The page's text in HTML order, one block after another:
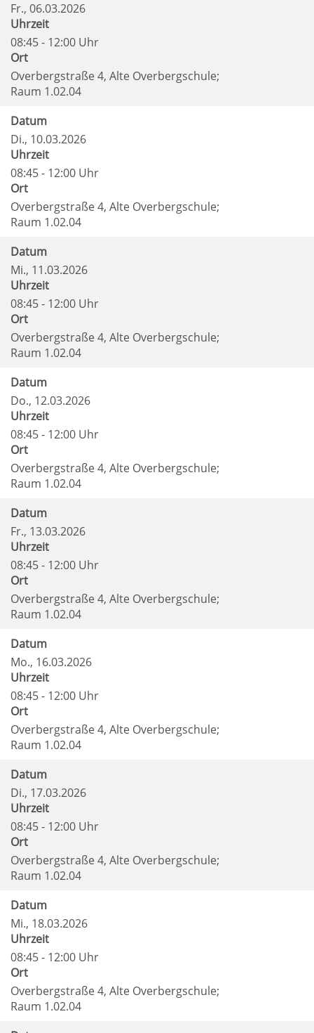
Fr., 06.03.2026
Uhrzeit
08:45 - 12:00 Uhr
Ort
Overbergstraße 4, Alte Overbergschule;
Raum 1.02.04
Datum
Di., 10.03.2026
Uhrzeit
08:45 - 12:00 Uhr
Ort
Overbergstraße 4, Alte Overbergschule;
Raum 1.02.04
Datum
Mi., 11.03.2026
Uhrzeit
08:45 - 12:00 Uhr
Ort
Overbergstraße 4, Alte Overbergschule;
Raum 1.02.04
Datum
Do., 12.03.2026
Uhrzeit
08:45 - 12:00 Uhr
Ort
Overbergstraße 4, Alte Overbergschule;
Raum 1.02.04
Datum
Fr., 13.03.2026
Uhrzeit
08:45 - 12:00 Uhr
Ort
Overbergstraße 4, Alte Overbergschule;
Raum 1.02.04
Datum
Mo., 16.03.2026
Uhrzeit
08:45 - 12:00 Uhr
Ort
Overbergstraße 4, Alte Overbergschule;
Raum 1.02.04
Datum
Di., 17.03.2026
Uhrzeit
08:45 - 12:00 Uhr
Ort
Overbergstraße 4, Alte Overbergschule;
Raum 1.02.04
Datum
Mi., 18.03.2026
Uhrzeit
08:45 - 12:00 Uhr
Ort
Overbergstraße 4, Alte Overbergschule;
Raum 1.02.04